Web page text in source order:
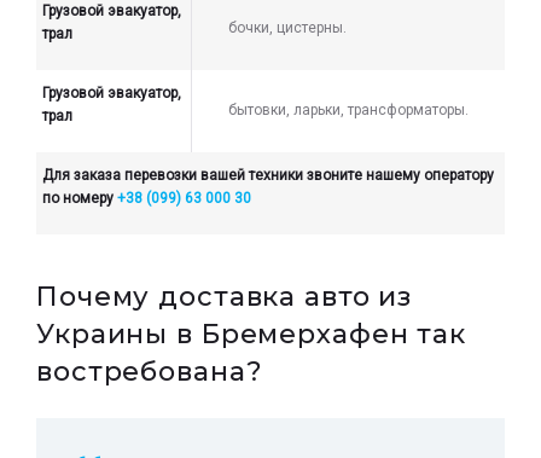
Грузовой эвакуатор,
трал
бочки, цистерны.
Грузовой эвакуатор,
трал
бытовки, ларьки, трансформаторы.
Для заказа перевозки вашей техники звоните нашему оператору
по номеру +38 (099) 63 000 30
Почему доставка авто из
Украины в Бремерхафен так
востребована?